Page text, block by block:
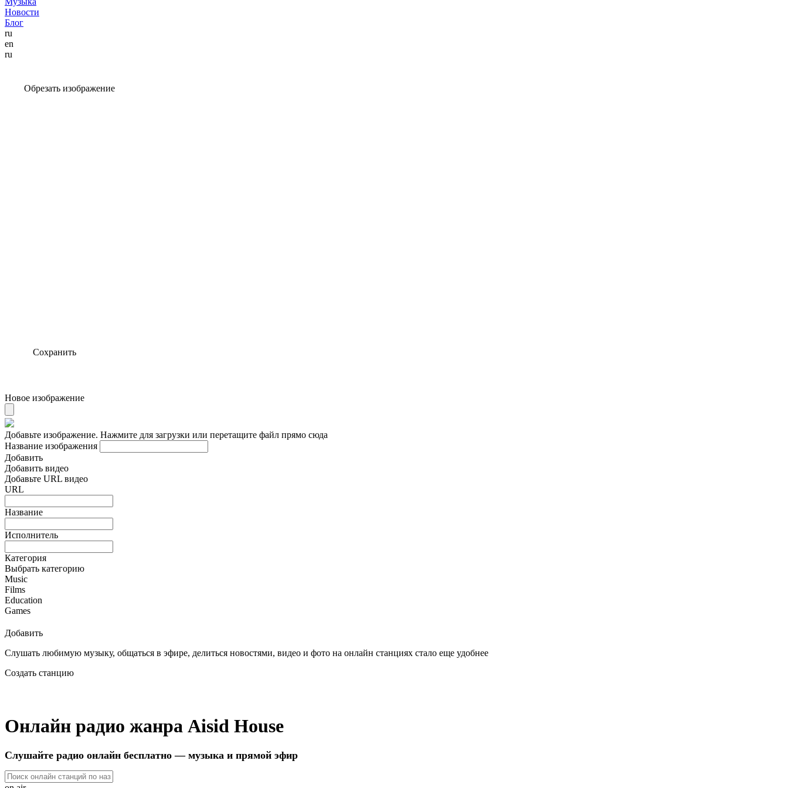
Новости
Блог
ru
en
ru
Обрезать изображение
Сохранить
Новое изображение
Добавьте изображение. Нажмите для загрузки или перетащите файл прямо сюда
Название изображения
Добавить
Добавить видео
Добавьте URL видео
URL
Название
Исполнитель
Категория
Выбрать категорию
Music
Films
Education
Games
Добавить
Слушать любимую музыку, общаться в эфире, делиться новостями, видео и фото на онлайн станциях стало еще удобнее
Создать станцию
Онлайн радио жанра Aisid House
Слушайте радио онлайн бесплатно — музыка и прямой эфир